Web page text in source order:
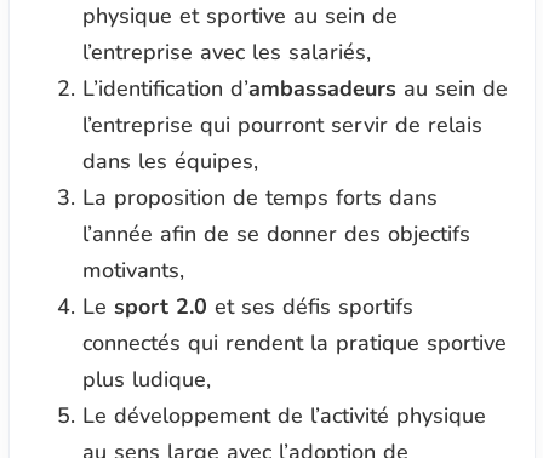
physique et sportive au sein de
l’entreprise avec les salariés,
L’identification d’ambassadeursau sein de
l’entreprise qui pourront servir de relais
dans les équipes,
La proposition de temps forts dans
l’année afin de se donner des objectifs
motivants,
Le sport 2.0 et ses défis sportifs
connectés qui rendent la pratique sportive
plus ludique,
Le développement de l’activité physique